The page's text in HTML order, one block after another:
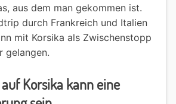
aus dem man gekommen ist.
durch Frankreich und Italien
mit Korsika als Zwischenstopp
gelangen.
Korsika kann eine